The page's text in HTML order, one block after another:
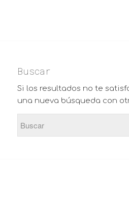
Buscar
Si los resultados no te
una nueva búsqueda con